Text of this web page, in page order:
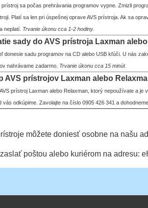
sa počas prehrávania programov vypne. Zmizli
Platí sa len pri úspešnej oprave AVS prístroja. Ak sa
neplatí. Trvanie úkonu cca 1-2 hodiny.
sady do AVS prístroja Laxman
donesie sadu programov na CD alebo USB kľúči. U nás
nahrávame zadarmo. Trvanie úkonu cca 15 minút.
AVS prístrojov Laxman alebo
prístroj Laxman alebo Relaxman, ktorý nepoužívate a je
vás odkúpime. Zavolajte na číslo 0905 426 341 a
môžete doniesť osobne na našu
poštou alebo kuriérom na adresu: